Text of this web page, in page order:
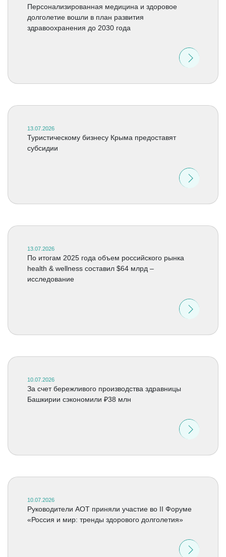
Персонализированная медицина и здоровое
долголетие вошли в план развития
здравоохранения до 2030 года
13.07.2026
Туристическому бизнесу Крыма предоставят
субсидии
13.07.2026
По итогам 2025 года объем российского рынка
health & wellness составил $64 млрд –
исследование
10.07.2026
За счет бережливого производства здравницы
Башкирии сэкономили ₽38 млн
10.07.2026
Руководители АОТ приняли участие во II Форуме
«Россия и мир: тренды здорового долголетия»